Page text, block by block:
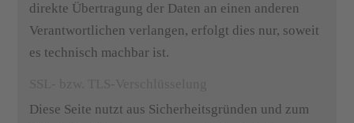
direkte Übertragung der Daten an einen anderen
Verantwortlichen verlangen, erfolgt dies nur, soweit
es technisch machbar ist.
Diese Seite nutzt aus Sicherheitsgründen und zum